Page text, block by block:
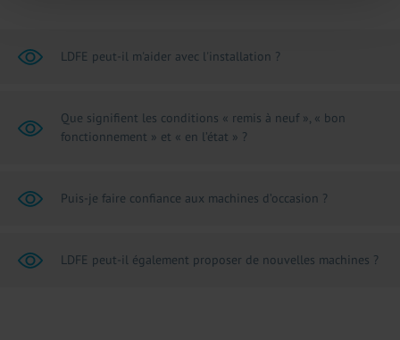
LDFE peut-il m'aider avec l'installation ?
Que signifient les conditions « remis à neuf », « bon
fonctionnement » et « en l’état » ?
Puis-je faire confiance aux machines d’occasion ?
LDFE peut-il également proposer de nouvelles machines ?